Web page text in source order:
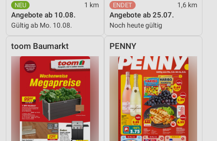
1 km
Angebote ab 10.08.
Gültig ab Mo. 10.08.
1,6 km
Angebote ab 25.07.
Noch heute gültig
toom Baumarkt PENNY